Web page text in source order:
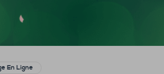
En Ligne